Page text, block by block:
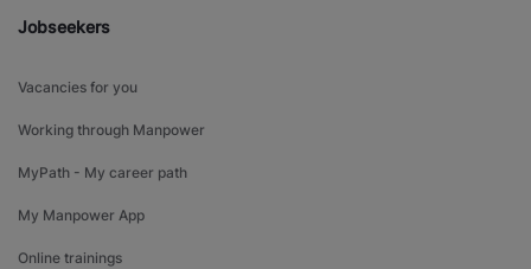
Jobseekers
Vacancies for you
Working through Manpower
MyPath - My career path
My Manpower App
Online trainings